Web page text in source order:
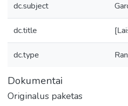
dc.subject
dc.title
dc.type
Dokumentai
Originalus paketas